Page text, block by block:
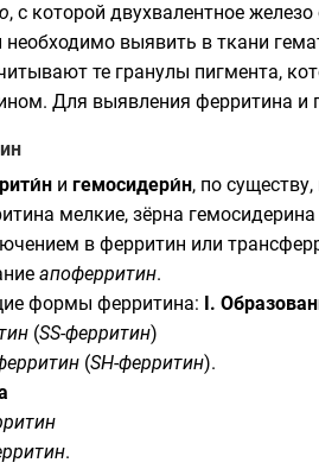
, с которой двухвалентное железо
необходимо выявить в ткани
те гранулы пигмента,
Для выявления ферритина и
и гемосидери́н, по
мелкие, зёрна
в ферритин или
апоферритин.
формы ферритина: I.
(SS-ферритин)
(SH-ферритин).
.